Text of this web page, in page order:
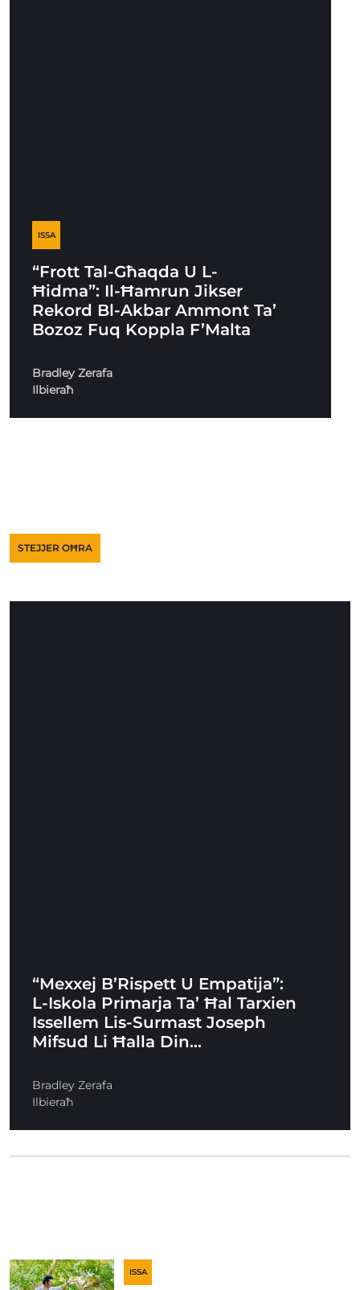
ISSA
“Frott Tal-Għaqda U L-
Ħidma”: Il-Ħamrun Jikser
Rekord Bl-Akbar Ammont Ta’
Bozoz Fuq Koppla F’Malta
Bradley Zerafa
Ilbieraħ
STEJJER OĦRA
“Mexxej B’Rispett U Empatija”:
L-Iskola Primarja Ta’ Ħal Tarxien
Issellem Lis-Surmast Joseph
Mifsud Li Ħalla Din…
Bradley Zerafa
Ilbieraħ
ISSA